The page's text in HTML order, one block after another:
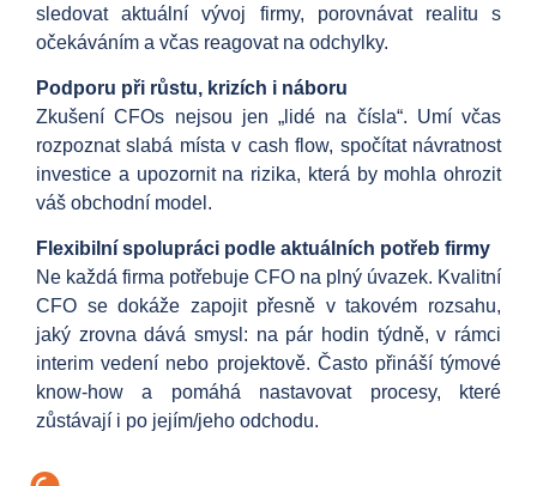
sledovat aktuální vývoj firmy, porovnávat realitu s
očekáváním a včas reagovat na odchylky.
Podporu při růstu, krizích i náboru
Zkušení CFOs nejsou jen „lidé na čísla“. Umí včas
rozpoznat slabá místa v cash flow, spočítat návratnost
investice a upozornit na rizika, která by mohla ohrozit
váš obchodní model.
Flexibilní spolupráci podle aktuálních potřeb firmy
Ne každá firma potřebuje CFO na plný úvazek. Kvalitní
CFO se dokáže zapojit přesně v takovém rozsahu,
jaký zrovna dává smysl: na pár hodin týdně, v rámci
interim vedení nebo projektově. Často přináší týmové
know-how a pomáhá nastavovat procesy, které
zůstávají i po jejím/jeho odchodu.